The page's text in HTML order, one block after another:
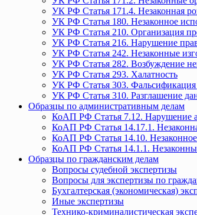
УК РФ Статья 171.4. Незаконная
УК РФ Статья 180. Незаконное
УК РФ Статья 210. Организация
УК РФ Статья 216. Нарушение
УК РФ Статья 242. Незаконные
УК РФ Статья 282. Возбуждение
УК РФ Статья 293. Халатность
УК РФ Статья 303. Фальсификация
УК РФ Статья 310. Разглашение
Образцы по административным делам
КоАП РФ Статья 7.12. Нарушение
КоАП РФ Статья 14.17.1.
КоАП РФ Статья 14.10. Незаконное
КоАП РФ Статья 14.1.1.
Образцы по гражданским делам
Вопросы судебной экспертизы
Вопросы для экспертизы по
Бухгалтерская (экономическая)
Иные экспертизы
Технико-криминалистическая